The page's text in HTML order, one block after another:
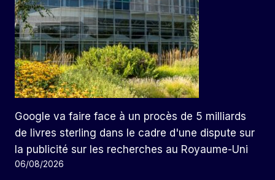
Google va faire face à un procès de 5 milliards
de livres sterling dans le cadre d'une dispute sur
la publicité sur les recherches au Royaume-Uni
06/08/2026